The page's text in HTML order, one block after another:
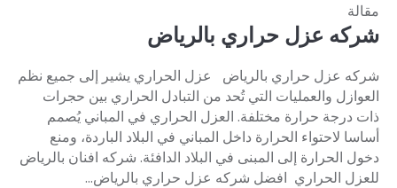
مقالة
شركه عزل حراري بالرياض
شركه عزل حراري بالرياض عزل الحراري يشير إلى جميع نظم
العوازل والعمليات التي تُحد من التبادل الحراري بين حجرات
ذات درجة حرارة مختلفة. العزل الحراري في المباني يُصمم
أساسا لاحتواء الحرارة داخل المباني في البلاد الباردة، ومنع
دخول الحرارة إلى المبنى في البلاد الدافئة. شركه افنان بالرياض
للعزل الحراري افضل شركه عزل حراري بالرياض...